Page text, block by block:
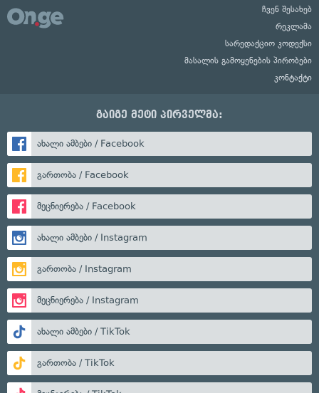
ჩვენ შესახებ
რეკლამა
სარედაქციო კოდექსი
მასალის გამოყენების პირობები
კონტაქტი
გაიგე მეტი პირველმა:
ახალი ამბები / Facebook
გართობა / Facebook
მეცნიერება / Facebook
ახალი ამბები / Instagram
გართობა / Instagram
მეცნიერება / Instagram
ახალი ამბები / TikTok
გართობა / TikTok